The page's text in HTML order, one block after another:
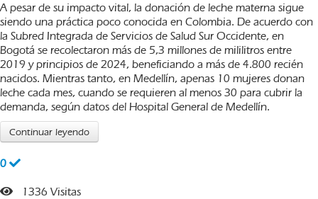
A pesar de su impacto vital, la donación de leche materna sigue
siendo una práctica poco conocida en Colombia. De acuerdo con
la Subred Integrada de Servicios de Salud Sur Occidente, en
Bogotá se recolectaron más de 5,3 millones de mililitros entre
2019 y principios de 2024, beneficiando a más de 4.800 recién
nacidos. Mientras tanto, en Medellín, apenas 10 mujeres donan
leche cada mes, cuando se requieren al menos 30 para cubrir la
demanda, según datos del Hospital General de Medellín.
Continuar leyendo
0
1336 Visitas